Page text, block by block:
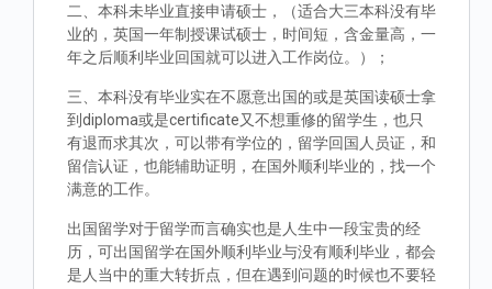
二、本科未毕业直接申请硕士，（适合大三本科没有毕
业的，英国一年制授课试硕士，时间短，含金量高，一
年之后顺利毕业回国就可以进入工作岗位。）；
三、本科没有毕业实在不愿意出国的或是英国读硕士拿
到diploma或是certificate又不想重修的留学生，也只
有退而求其次，可以带有学位的，留学回国人员证，和
留信认证，也能辅助证明，在国外顺利毕业的，找一个
满意的工作。
出国留学对于留学而言确实也是人生中一段宝贵的经
历，可出国留学在国外顺利毕业与没有顺利毕业，都会
是人当中的重大转折点，但在遇到问题的时候也不要轻